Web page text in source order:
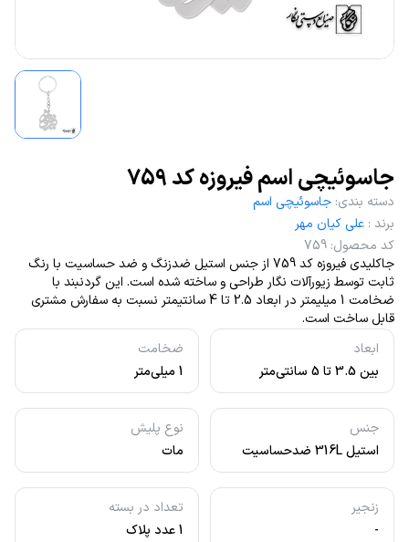
جاسوئیچی اسم فیروزه کد 759
ابعاد
بین 3.5 تا 5 سانتی‌متر
ضخامت
1 میلی‌متر
جنس
استیل 316L ضدحساسیت
نوع پلیش
مات
زنجیر
-
تعداد در بسته
1 عدد پلاک
دسته بندی: جاسوئیچی اسم
برند : علی کیان مهر
کد محصول:
759
جاکلیدی فیروزه کد 759 از جنس استیل ضدزنگ و ضد حساسیت با رنگ
ثابت توسط زیورآلات نگار طراحی و ساخته شده است. این گردنبند با
ضخامت 1 میلیمتر در ابعاد 2.5 تا 4 سانتیمتر نسبت به سفارش مشتری
قابل ساخت است.